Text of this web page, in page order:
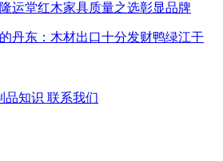
运堂红木家具质量之选彰显品牌
丹东：木材出口十分发财鸭绿江干
品知识 联系我们